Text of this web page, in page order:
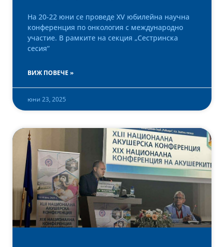
На 20-22 юни се проведе XV юбилейна научна
конференция по онкология с международно
участие. В рамките на секция „Сестринска
сесия“
ВИЖ ПОВЕЧЕ »
юни 23, 2025